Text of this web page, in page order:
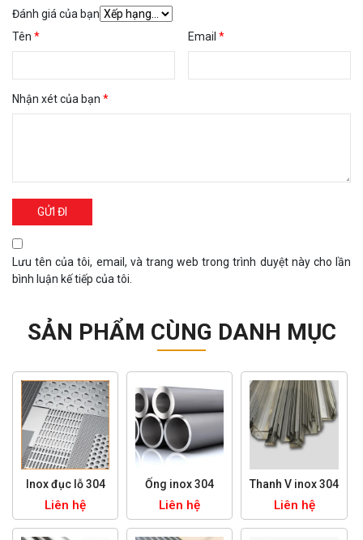
Đánh giá của bạn
Nhận xét của bạn *
Tên * Email*
Lưu tên của tôi, email, và trang web trong trình duyệt này cho lần
bình luận kế tiếp của tôi.
SẢN PHẨM CÙNG DANH MỤC
Inox đục lỗ 304
Liên hệ
Ống inox 304
Liên hệ
Thanh V inox 304
Liên hệ